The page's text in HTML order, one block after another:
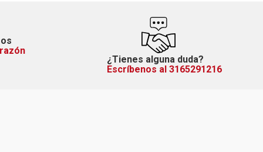
¿Tienes alguna duda?
Escríbenos al 3165291216